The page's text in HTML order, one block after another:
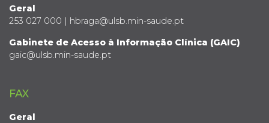
Geral
253 027 000 | hbraga@ulsb.min-saude.pt
Gabinete de Acesso à Informação Clínica (GAIC)
gaic@ulsb.min-saude.pt
FAX
Geral